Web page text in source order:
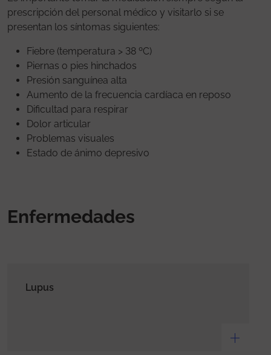
prescripción del personal médico y visitarlo si se
presentan los síntomas siguientes:
Fiebre (temperatura > 38 ºC)
Piernas o pies hinchados
Presión sanguínea alta
Aumento de la frecuencia cardíaca en reposo
Dificultad para respirar
Dolor articular
Problemas visuales
Estado de ánimo depresivo
Enfermedades
Lupus